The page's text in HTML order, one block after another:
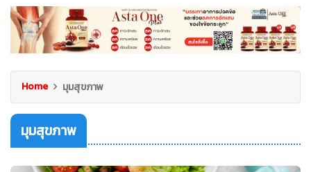
Home มุมสุขภาพ
มุมสุขภาพ